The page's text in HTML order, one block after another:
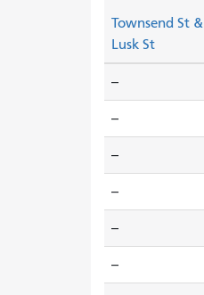
Townsend St &
Lusk St
--
--
--
--
--
--